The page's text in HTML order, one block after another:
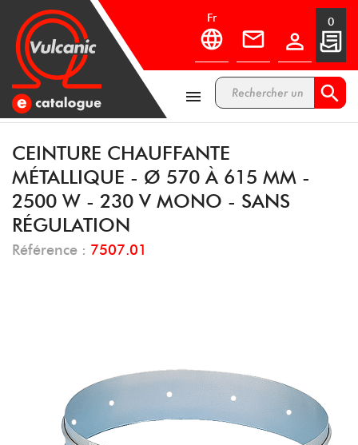
fr

0
 
CEINTURE CHAUFFANTE
MÉTALLIQUE - Ø 570 À 615 MM -
2500 W - 230 V MONO - SANS
RÉGULATION
Référence : 7507.01